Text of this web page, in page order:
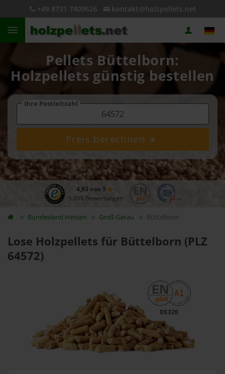
+49 8731 7409626 kontakt@holzpellets.net
Pellets Büttelborn:
Holzpellets günstig bestellen
Ihre Postleitzahl
Preis berechnen
4,93 von 5
5.090 Bewertungen
Bundesland Hessen Groß-Gerau Büttelborn
Lose Holzpellets für Büttelborn (PLZ
64572)
DE320